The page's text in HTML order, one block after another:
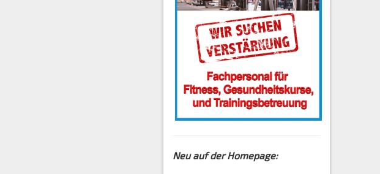
Neu auf der Homepage: